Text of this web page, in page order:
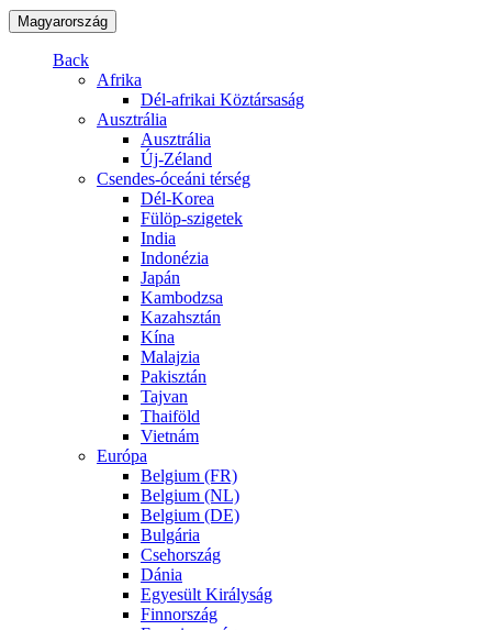
Magyarország
Back
Afrika
Dél-afrikai Köztársaság
Ausztrália
Ausztrália
Új-Zéland
Csendes-óceáni térség
Dél-Korea
Fülöp-szigetek
India
Indonézia
Japán
Kambodzsa
Kazahsztán
Kína
Malajzia
Pakisztán
Tajvan
Thaiföld
Vietnám
Európa
Belgium (FR)
Belgium (NL)
Belgium (DE)
Bulgária
Csehország
Dánia
Egyesült Királyság
Finnország